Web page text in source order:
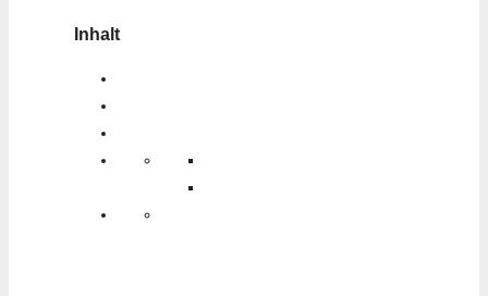
Inhalt